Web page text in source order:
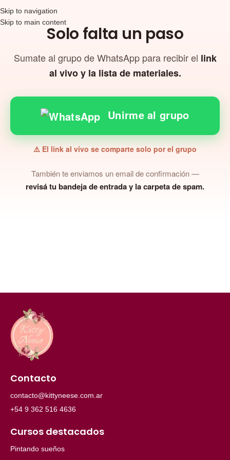
Skip to navigation
Skip to main content
Solo falta un paso
Sumate al grupo de WhatsApp para recibir el link
al vivo y la lista de materiales.
Unirme al grupo
⚠️ El link al vivo se comparte solo por el grupo
También te enviamos un email de confirmación —
revisá tu bandeja de entrada y la carpeta de spam.
Contacto
contacto@kittyneese.com.ar
+54 9 362 516 4636
Cursos destacados
Pintando sueños